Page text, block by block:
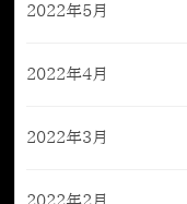
2022年5月
2022年4月
2022年3月